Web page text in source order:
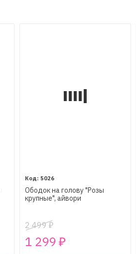
5026
Ободок на голову "Розы
крупные", айвори
2 499₽
1 299 ₽